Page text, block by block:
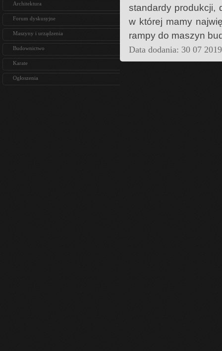
Architektura
Forum dyskusyjne
Maszyny i urządzenia
Budownictwo
Karate
Ogłoszenia
standardy produkcji,
w której mamy
rampy do maszyn
Data dodania: 30 07